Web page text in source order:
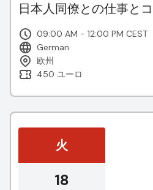
日本人同僚との仕事と
09:00 AM - 12:00 PM CEST
German
欧州
450 ユーロ
火
18